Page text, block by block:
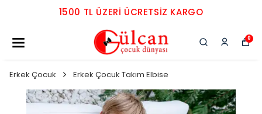
1500 TL ÜZERI ÜCRETSIZ KARGO
0
Erkek Çocuk Erkek Çocuk Takım Elbise